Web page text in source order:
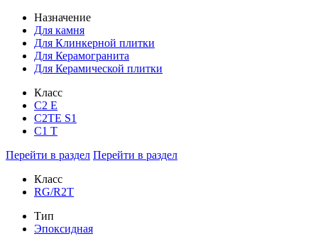
Назначение
Для камня
Для Клинкерной плитки
Для Керамогранита
Для Керамической плитки
Класс
С2 Е
C2TE S1
C1 T
Перейти в раздел Перейти в раздел
Класс
RG/R2T
Тип
Эпоксидная